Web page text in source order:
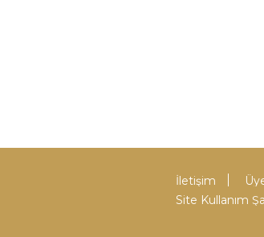
İletişim
Site Kullanım